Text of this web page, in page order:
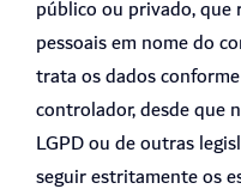
público ou privado,
pessoais em nome do
trata os dados
controlador, desde que
LGPD ou de outras
seguir estritamente os